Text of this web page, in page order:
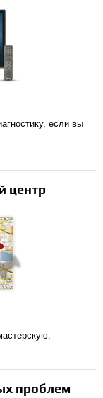
если вы
центр
проблем